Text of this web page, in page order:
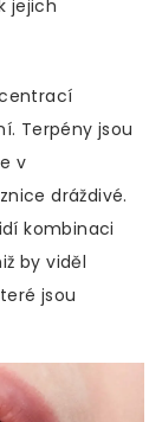
jejich
Terpény jsou
v
dráždivé.
kombinaci
by viděl
jsou